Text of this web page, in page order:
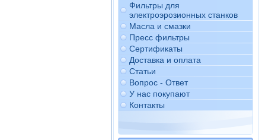
Фильтры для
электроэрозионных станков
Масла и смазки
Пресс фильтры
Сертификаты
Доставка и оплата
Статьи
Вопрос - Ответ
У нас покупают
Контакты